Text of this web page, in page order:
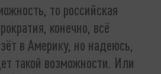
то российская
конечно, всё
в Америку, но надеюсь,
такой возможности. Или